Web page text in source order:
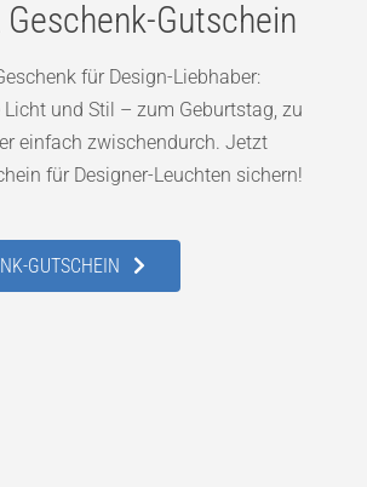
Geschenk-Gutschein
für Design-Liebhaber:
Licht und Stil – zum Geburtstag, zu
einfach zwischendurch. Jetzt
für Designer-Leuchten sichern!
GUTSCHEIN